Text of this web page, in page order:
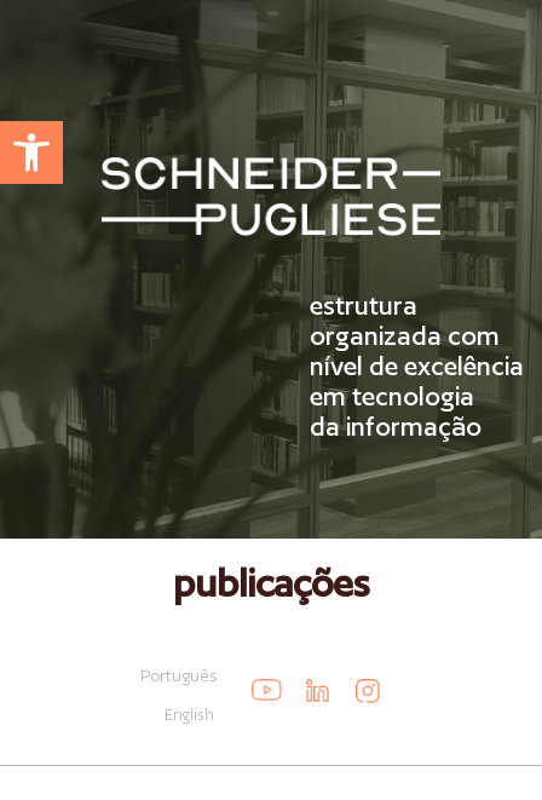
Abrir a barra de ferramentas
estrutura
organizada com
nível de excelência
em tecnologia
da informação
publicações
Português
English